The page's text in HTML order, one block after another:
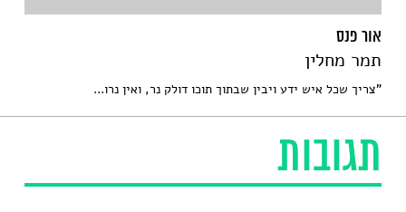
תגובות
אור פנס
תמר מחלין
"צריך שכל איש ידע ויבין שבתוך תוכו דולק נר, ואין נרו...